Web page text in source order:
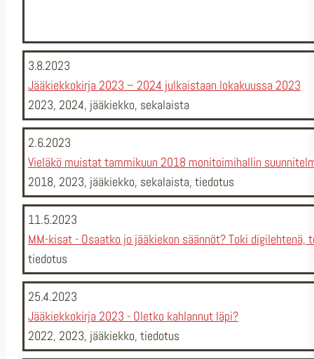
3.8.2023
Jääkiekkokirja 2023 – 2024 julkaistaan lokakuussa 2023
2023, 2024, jääkiekko, sekalaista
2.6.2023
Vieläkö muistat tammikuun 2018 monitoimihallin
2018, 2023, jääkiekko, sekalaista, tiedotus
11.5.2023
MM-kisat - Osaatko jo jääkiekon säännöt? Toki digilehtenä,
tiedotus
25.4.2023
Jääkiekkokirja 2023 - Oletko kahlannut läpi?
2022, 2023, jääkiekko, tiedotus